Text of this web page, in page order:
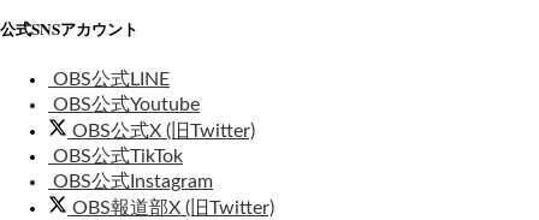
公式SNSアカウント
OBS公式LINE
OBS公式Youtube
OBS公式X (旧Twitter)
OBS公式TikTok
OBS公式Instagram
OBS報道部X (旧Twitter)